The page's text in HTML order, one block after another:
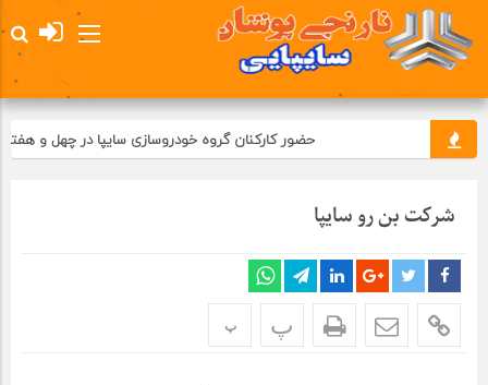
حضور کارکنان گروه خودروسازی سایپا در چهل و
شرکت بن رو سایپا
پ پ